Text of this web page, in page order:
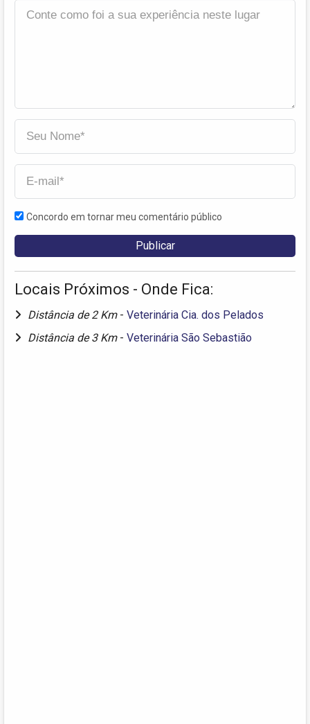
Concordo em tornar meu comentário público
Locais Próximos - Onde Fica:
Distância de 2 Km - Veterinária Cia. dos Pelados
Distância de 3 Km - Veterinária São Sebastião